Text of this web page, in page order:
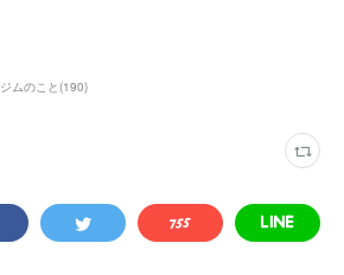
ジムのこと(190)